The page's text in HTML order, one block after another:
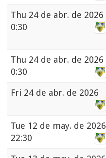
Thu 24 de abr. de 2026
0:30
Thu 24 de abr. de 2026
0:30
Fri 24 de abr. de 2026
Tue 12 de may. de 2026
22:30